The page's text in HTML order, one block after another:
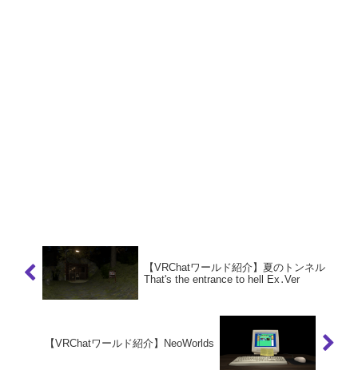
【VRChatワールド紹介】夏のトンネル
That's the entrance to hell Ex․Ver
【VRChatワールド紹介】NeoWorlds